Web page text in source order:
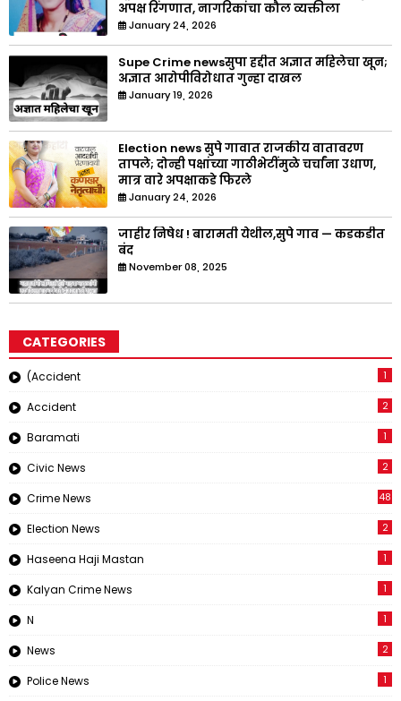
अपक्ष रिंगणात, नागरिकांचा कौल व्यक्तीला
January 24, 2026
Supe Crime newsसुपा हद्दीत अज्ञात महिलेचा खून;
अज्ञात आरोपीविरोधात गुन्हा दाखल
January 19, 2026
Election news सुपे गावात राजकीय वातावरण
तापले; दोन्ही पक्षांच्या गाठीभेटींमुळे चर्चांना उधाण,
मात्र वारे अपक्षाकडे फिरले
January 24, 2026
जाहीर निषेध ! बारामती येथील,सुपे गाव — कडकडीत
बंद
November 08, 2025
CATEGORIES
(Accident 1
Accident 2
Baramati 1
Civic News 2
Crime News 48
Election News 2
Haseena Haji Mastan 1
Kalyan Crime News 1
N 1
News 2
Police News 1